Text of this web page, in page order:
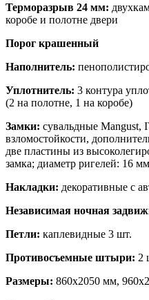
Терморазрыв 24 мм:
коробе и полотне двери
Порог крашенный
Наполнитель:
Уплотнитель: 3 контура
(2 на полотне, 1 на коробе)
Замки: сувальдные
взломостойкости,
две пластины из
замка; диаметр ригелей: 16 мм
Накладки: декоративные с
Независимая ночная
Петли: каплевидные 3 шт.
Противосъемные штыри: 2
Размеры: 860х2050 мм,